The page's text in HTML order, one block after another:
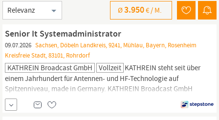
Sortierung
Ø3.950€ / M.
Senior It Systemadministrator
09.07.2026 Sachsen, Döbeln Landkreis, 9241, Mühlau, Bayern, Rosenheim
Kreisfreie Stadt, 83101, Rohrdorf
KATHREIN Broadcast GmbH Vollzeit KATHREIN steht seit über
einem Jahrhundert für Antennen- und HF-Technologie auf
Spitzenniveau, made in Germany. KATHREIN Broadcast GmbH
(Rohrdorf) ist spezialisiert auf Broadcast-Technologie und
bedient als Weltmarktführer einen globalen Kundenstamm.